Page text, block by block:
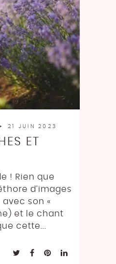
21 JUIN 2023
ET
! Rien que
d’images
son «
et le chant
cette...